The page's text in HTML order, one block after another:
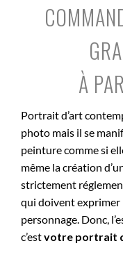
À
Portrait d’art
photo mais il se
peinture comme si
même la création
strictement
qui doivent exprimer
personnage. Donc,
c’estvotre portrait